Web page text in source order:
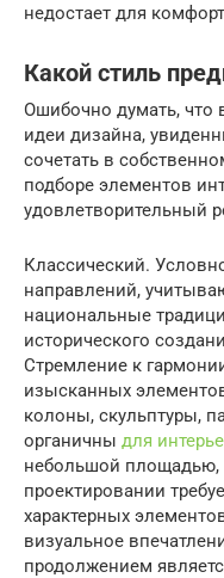
недостает для
Какой стиль
Ошибочно думать, что
идеи дизайна,
сочетать в
подборе элементов
удовлетворительный
Классический.
направлений,
национальные
исторического
Стремление к
изысканных
колоны, скульптуры,
органичны для
небольшой площадью,
проектировании
характерных
визуальное
продолжением